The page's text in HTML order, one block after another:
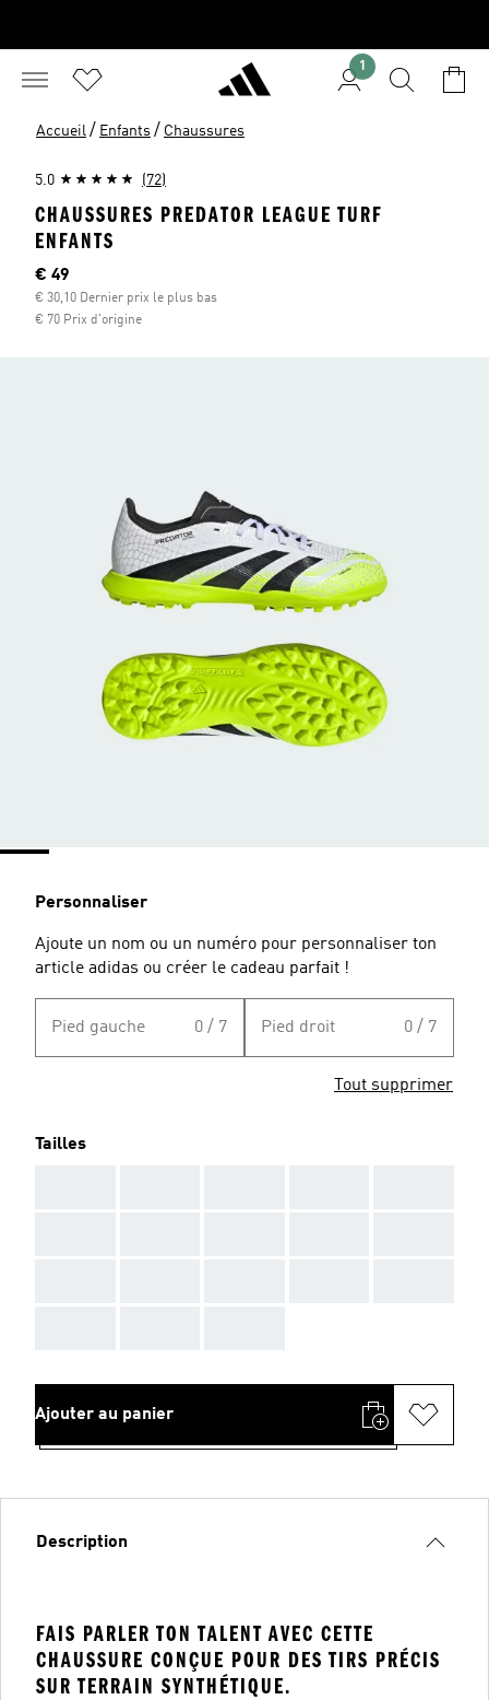
1
Accueil / Enfants / Chaussures
5.0 (72)
CHAUSSURES PREDATOR LEAGUE TURF
ENFANTS
Current price
€ 49
€ 30,10 Dernier prix le plus bas
€ 70 Prix d'origine
Personnaliser
Ajoute un nom ou un numéro pour personnaliser ton
article adidas ou créer le cadeau parfait !
Pied gauche 0 / 7 Pied droit 0 / 7
Tout supprimer
Tailles
Ajouter au panier
Description
FAIS PARLER TON TALENT AVEC CETTE
CHAUSSURE CONÇUE POUR DES TIRS PRÉCIS
SUR TERRAIN SYNTHÉTIQUE.